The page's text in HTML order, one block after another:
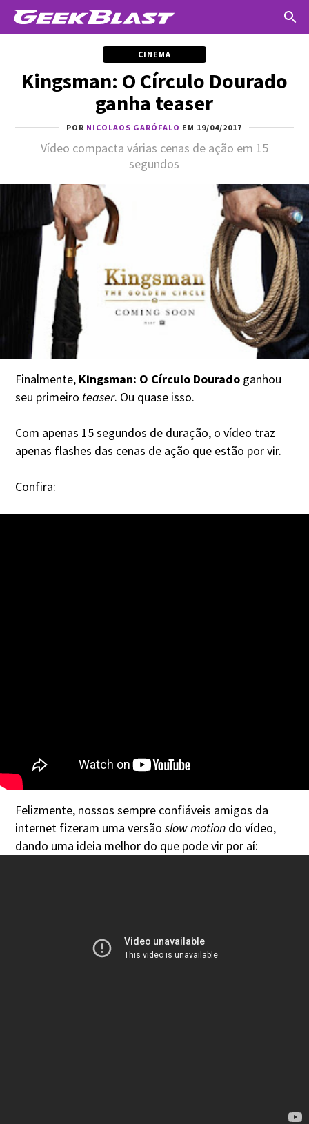
CINEMA
Kingsman: O Círculo Dourado
ganha teaser
POR NICOLAOS GARÓFALO EM 19/04/2017
Vídeo compacta várias cenas de ação em 15
segundos
Finalmente, Kingsman: O Círculo Dourado ganhou
seu primeiro teaser. Ou quase isso.
Com apenas 15 segundos de duração, o vídeo traz
apenas flashes das cenas de ação que estão por vir.
Confira:
Felizmente, nossos sempre confiáveis amigos da
internet fizeram uma versãoslow motion do vídeo,
dando uma ideia melhor do que pode vir por aí: